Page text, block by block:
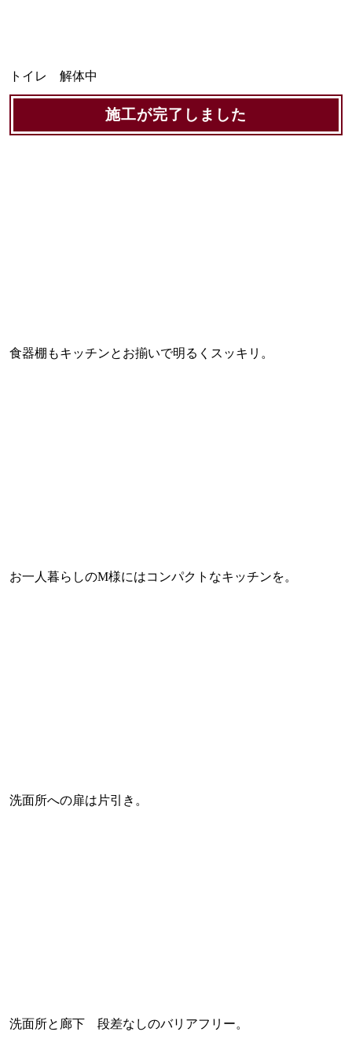
トイレ 解体中
施工が完了しました
食器棚もキッチンとお揃いで明るくスッキリ。
お一人暮らしのM様にはコンパクトなキッチンを。
洗面所への扉は片引き。
洗面所と廊下 段差なしのバリアフリー。